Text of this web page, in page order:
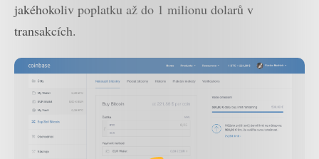
jakéhokoliv poplatku až do 1 milionu dolarů v
transakcích.